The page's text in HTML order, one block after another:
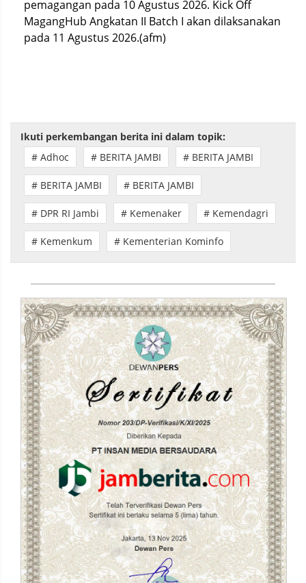
pemagangan pada 10 Agustus 2026. Kick Off
MagangHub Angkatan II Batch I akan dilaksanakan
pada 11 Agustus 2026.(afm)
Ikuti perkembangan berita ini dalam topik:
# Adhoc
# BERITA JAMBI # BERITA JAMBI
# BERITA JAMBI # BERITA JAMBI
# DPR RI Jambi # Kemenaker # Kemendagri
# Kemenkum # Kementerian Kominfo